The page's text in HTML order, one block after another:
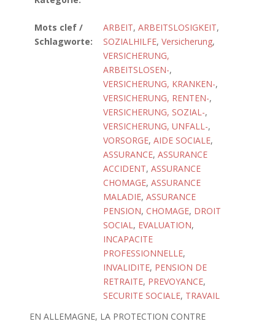
Mots clef /
Schlagworte:
ARBEIT, ARBEITSLOSIGKEIT,
SOZIALHILFE, Versicherung,
VERSICHERUNG,
ARBEITSLOSEN-,
VERSICHERUNG, KRANKEN-,
VERSICHERUNG, RENTEN-,
VERSICHERUNG, SOZIAL-,
VERSICHERUNG, UNFALL-,
VORSORGE, AIDE SOCIALE,
ASSURANCE, ASSURANCE
ACCIDENT, ASSURANCE
CHOMAGE, ASSURANCE
MALADIE, ASSURANCE
PENSION, CHOMAGE, DROIT
SOCIAL, EVALUATION,
INCAPACITE
PROFESSIONNELLE,
INVALIDITE, PENSION DE
RETRAITE, PREVOYANCE,
SECURITE SOCIALE, TRAVAIL
EN ALLEMAGNE, LA PROTECTION CONTRE